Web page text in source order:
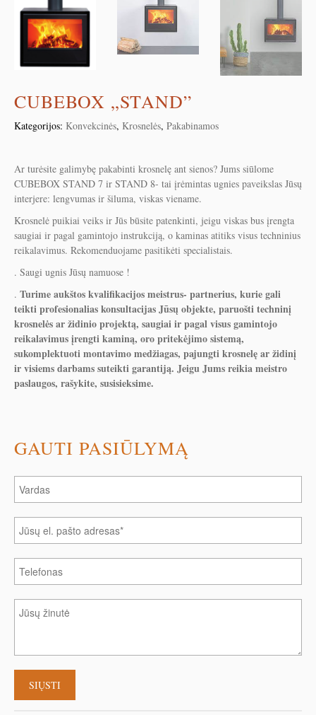
CUBEBOX „STAND”
Kategorijos: Konvekcinės, Krosnelės, Pakabinamos
Ar turėsite galimybę pakabinti krosnelę ant sienos? Jums siūlome
CUBEBOX STAND 7 ir STAND 8- tai įrėmintas ugnies paveikslas Jūsų
interjere: lengvumas ir šiluma, viskas viename.
Krosnelė puikiai veiks ir Jūs būsite patenkinti, jeigu viskas bus įrengta
saugiai ir pagal gamintojo instrukciją, o kaminas atitiks visus techninius
reikalavimus. Rekomenduojame pasitikėti specialistais.
. Saugi ugnis Jūsų namuose !
. Turime aukštos kvalifikacijos meistrus- partnerius, kurie gali
teikti profesionalias konsultacijas Jūsų objekte, paruošti techninį
krosnelės ar židinio projektą, saugiai ir pagal visus gamintojo
reikalavimus įrengti kaminą, oro pritekėjimo sistemą,
sukomplektuoti montavimo medžiagas, pajungti krosnelę ar židinį
ir visiems darbams suteikti garantiją. Jeigu Jums reikia meistro
paslaugos, rašykite, susisieksime.
GAUTI PASIŪLYMĄ